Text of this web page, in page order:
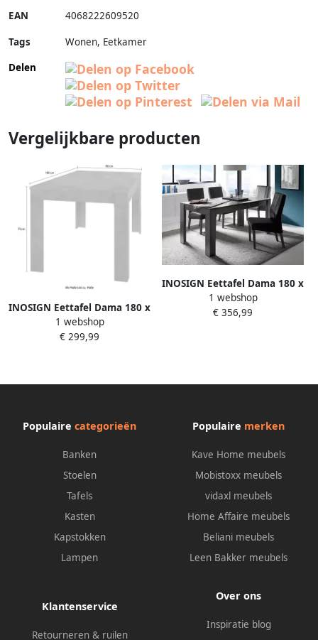
EAN 4068222609520
Tags
Wonen, Eetkamer
Delen
Vergelijkbare producten
INOSIGN Eettafel Dama 180 x
90 cm keukentafel eettafel
rechthoekig tafelblad dikte
1 webshop
€ 299,99
INOSIGN Eettafel Dama 180 x
90 cm keukentafel eettafel
rechthoekig tafelblad dikte
1 webshop
€ 356,99
Populaire categorieën
Banken
Stoelen
Tafels
Kasten
Kapstokken
Lampen
Populaire merken
Kave Home meubels
Mobistoxx meubels
vidaxl meubels
Home Affaire meubels
Beliani meubels
Leen Bakker meubels
Klantenservice
Retourneren & ruilen
Over ons
Inspiratie blog